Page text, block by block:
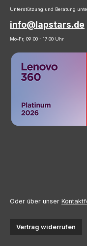
Unterstützung und Beratung
info@lapstars.de
Mo-Fr, 09:00 - 17:00 Uhr
Oder über unser
Vertrag widerrufen